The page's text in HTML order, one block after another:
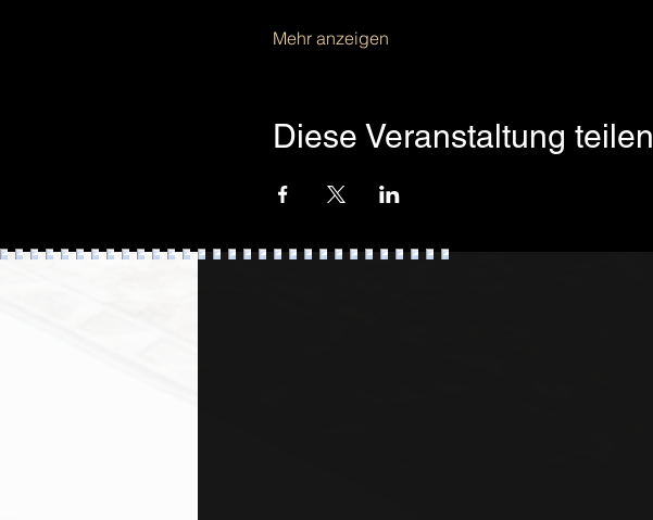
Mehr anzeigen
Diese Veranstaltung teilen